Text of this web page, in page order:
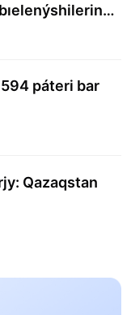
páteri bar
Qazaqstan
quqyqtyq